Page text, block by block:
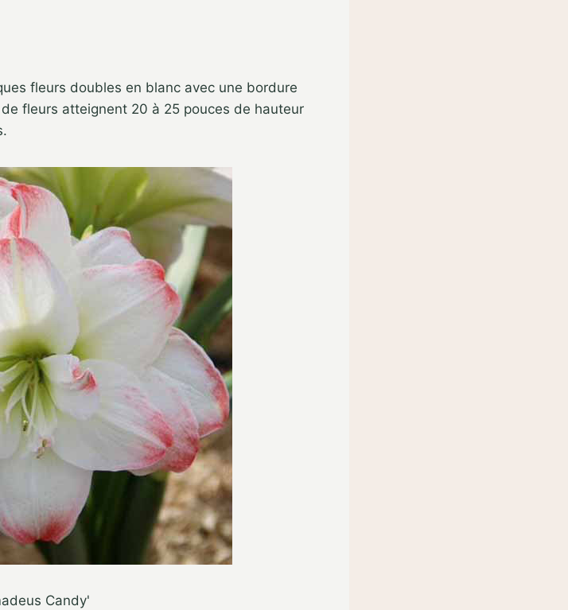
fleurs doubles en blanc avec une bordure
fleurs atteignent 20 à 25 pouces de hauteur
Candy'